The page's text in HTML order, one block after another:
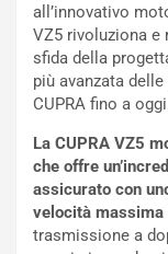
all’innovativo
VZ5 rivoluziona e
sfida della
più avanzata
CUPRA fino a
La CUPRA VZ5
che offre
assicurato con
velocità
trasmissione a
S
a
b
s
c
e